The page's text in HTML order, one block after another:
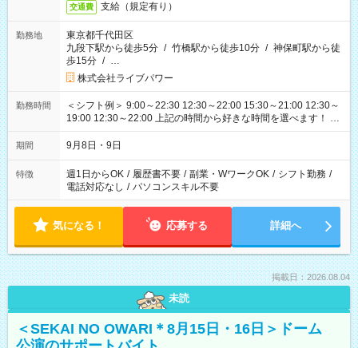
交通費 支給（規定有り）
勤務地
東京都千代田区
九段下駅から徒歩5分 / 竹橋駅から徒歩10分 / 神保町駅から徒
歩15分 / …
株式会社ライブパワー
勤務時間
＜シフト例＞ 9:00～22:30 12:30～22:00 15:30～21:00 12:30～
19:00 12:30～22:00 上記の時間から好きな時間を選べます！ ※
時間は変更となる可能性があります
期間 9月8日・9日
特徴 週1日からOK / 履歴書不要 / 副業・WワークOK / シフト勤務 /
電話対応なし / パソコンスキル不要
気になる！ 応募する 詳細へ
掲載日：2026.08.04
未読
＜SEKAI NO OWARI＊8月15日・16日＞ドーム